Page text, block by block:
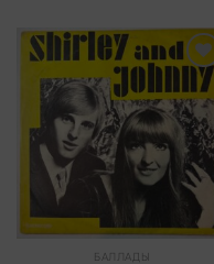
Add to
wishlist
БАЛЛАДЫ